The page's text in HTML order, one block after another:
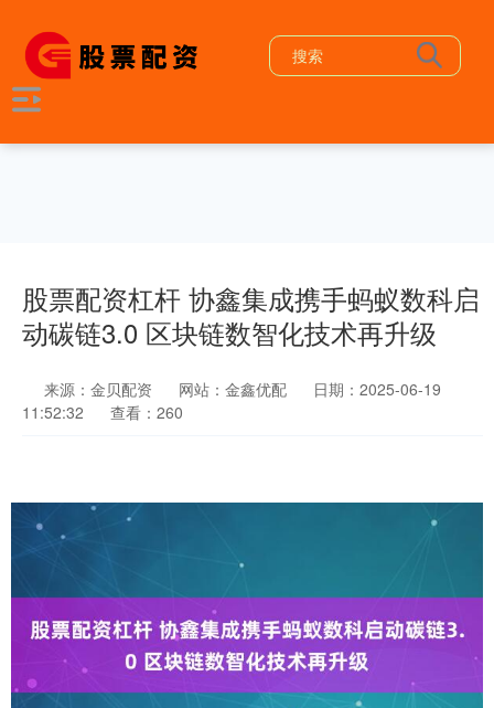
股票配资杠杆 协鑫集成携手蚂蚁数科启
动碳链3.0 区块链数智化技术再升级
来源：金贝配资 网站：金鑫优配
日期：2025-06-19
11:52:32
查看：260